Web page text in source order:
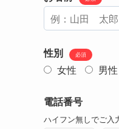
性別 必須
女性 男性
電話番号
ハイフン無しでご入